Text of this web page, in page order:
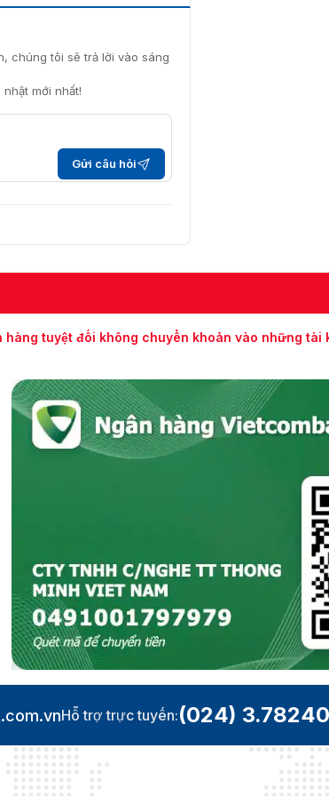
Hikvision DS-
chúng tôi sẽ trả lời vào sáng
mới nhất!
Gửi câu hỏi
tuyệt đối không chuyển khoản vào những tài
Hỗ trợ trực tuyến:(024)